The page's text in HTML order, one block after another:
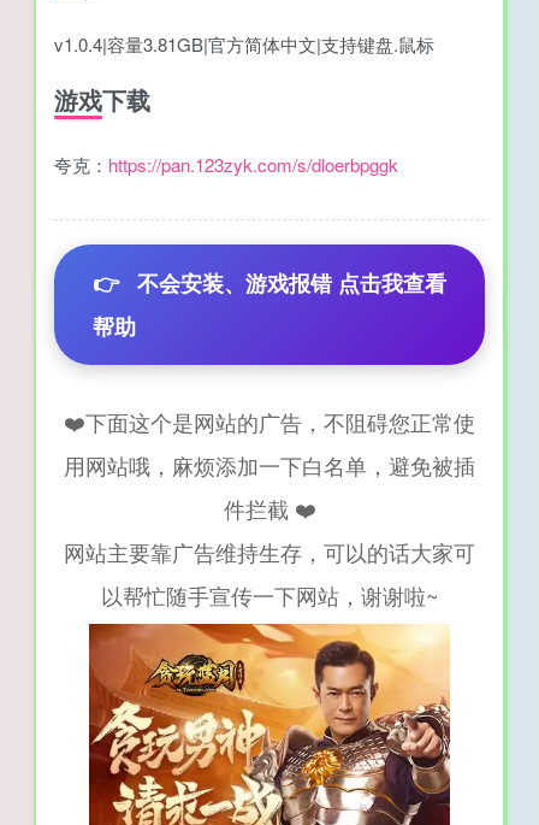
v1.0.4|容量3.81GB|官方简体中文|支持键盘.鼠标
游戏下载
夸克： https://pan.123zyk.com/s/dloerbpggk
👉 不会安装、游戏报错 点击我查看
帮助
❤️下面这个是网站的广告，不阻碍您正常使
用网站哦，麻烦添加一下白名单，避免被插
件拦截 ❤️
网站主要靠广告维持生存，可以的话大家可
以帮忙随手宣传一下网站，谢谢啦~